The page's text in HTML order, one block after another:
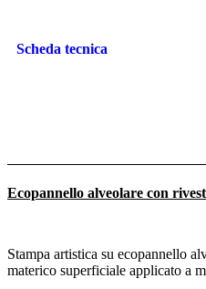
Scheda tecnica
Ecopannello alveolare con
Stampa artistica su ecopannello
materico superficiale applicato a